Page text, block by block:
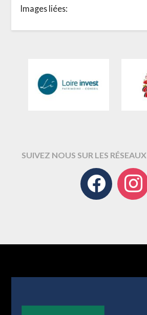
Images liées:
SUIVEZ NOUS SUR LES RÉSEAUX